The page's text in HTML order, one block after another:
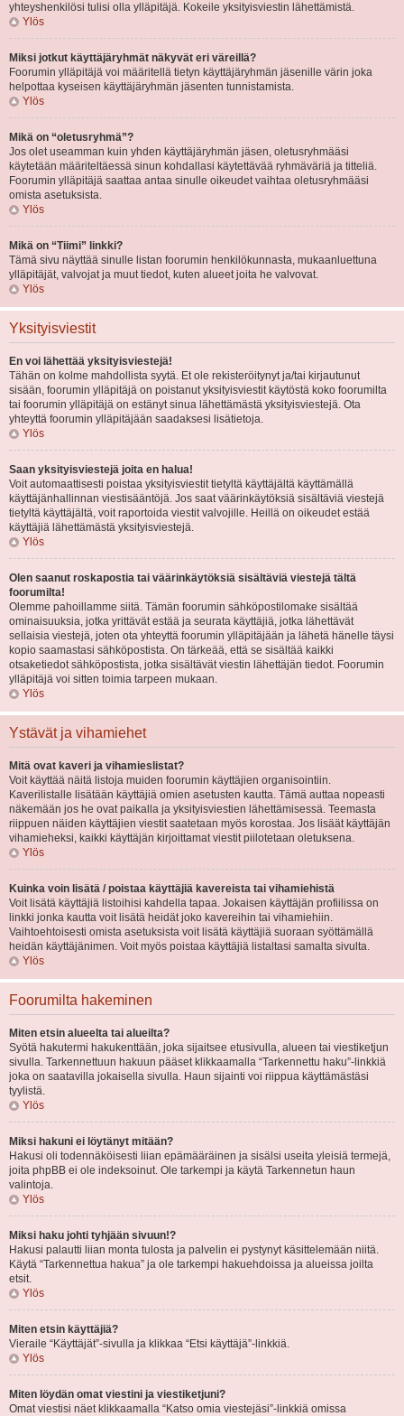
yhteyshenkilösi tulisi olla ylläpitäjä. Kokeile yksityisviestin lähettämistä.
Ylös
Miksi jotkut käyttäjäryhmät näkyvät eri väreillä?
Foorumin ylläpitäjä voi määritellä tietyn käyttäjäryhmän jäsenille värin joka
helpottaa kyseisen käyttäjäryhmän jäsenten tunnistamista.
Ylös
Mikä on “oletusryhmä”?
Jos olet useamman kuin yhden käyttäjäryhmän jäsen, oletusryhmääsi
käytetään määriteltäessä sinun kohdallasi käytettävää ryhmäväriä ja titteliä.
Foorumin ylläpitäjä saattaa antaa sinulle oikeudet vaihtaa oletusryhmääsi
omista asetuksista.
Ylös
Mikä on “Tiimi” linkki?
Tämä sivu näyttää sinulle listan foorumin henkilökunnasta, mukaanluettuna
ylläpitäjät, valvojat ja muut tiedot, kuten alueet joita he valvovat.
Ylös
Yksityisviestit
En voi lähettää yksityisviestejä!
Tähän on kolme mahdollista syytä. Et ole rekisteröitynyt ja/tai kirjautunut
sisään, foorumin ylläpitäjä on poistanut yksityisviestit käytöstä koko foorumilta
tai foorumin ylläpitäjä on estänyt sinua lähettämästä yksityisviestejä. Ota
yhteyttä foorumin ylläpitäjään saadaksesi lisätietoja.
Ylös
Saan yksityisviestejä joita en halua!
Voit automaattisesti poistaa yksityisviestit tietyltä käyttäjältä käyttämällä
käyttäjänhallinnan viestisääntöjä. Jos saat väärinkäytöksiä sisältäviä viestejä
tietyltä käyttäjältä, voit raportoida viestit valvojille. Heillä on oikeudet estää
käyttäjiä lähettämästä yksityisviestejä.
Ylös
Olen saanut roskapostia tai väärinkäytöksiä sisältäviä viestejä tältä
foorumilta!
Olemme pahoillamme siitä. Tämän foorumin sähköpostilomake sisältää
ominaisuuksia, jotka yrittävät estää ja seurata käyttäjiä, jotka lähettävät
sellaisia viestejä, joten ota yhteyttä foorumin ylläpitäjään ja lähetä hänelle täysi
kopio saamastasi sähköpostista. On tärkeää, että se sisältää kaikki
otsaketiedot sähköpostista, jotka sisältävät viestin lähettäjän tiedot. Foorumin
ylläpitäjä voi sitten toimia tarpeen mukaan.
Ylös
Ystävät ja vihamiehet
Mitä ovat kaveri ja vihamieslistat?
Voit käyttää näitä listoja muiden foorumin käyttäjien organisointiin.
Kaverilistalle lisätään käyttäjiä omien asetusten kautta. Tämä auttaa nopeasti
näkemään jos he ovat paikalla ja yksityisviestien lähettämisessä. Teemasta
riippuen näiden käyttäjien viestit saatetaan myös korostaa. Jos lisäät käyttäjän
vihamieheksi, kaikki käyttäjän kirjoittamat viestit piilotetaan oletuksena.
Ylös
Kuinka voin lisätä / poistaa käyttäjiä kavereista tai vihamiehistä
Voit lisätä käyttäjiä listoihisi kahdella tapaa. Jokaisen käyttäjän profiilissa on
linkki jonka kautta voit lisätä heidät joko kavereihin tai vihamiehiin.
Vaihtoehtoisesti omista asetuksista voit lisätä käyttäjiä suoraan syöttämällä
heidän käyttäjänimen. Voit myös poistaa käyttäjiä listaltasi samalta sivulta.
Ylös
Foorumilta hakeminen
Miten etsin alueelta tai alueilta?
Syötä hakutermi hakukenttään, joka sijaitsee etusivulla, alueen tai viestiketjun
sivulla. Tarkennettuun hakuun pääset klikkaamalla “Tarkennettu haku”-linkkiä
joka on saatavilla jokaisella sivulla. Haun sijainti voi riippua käyttämästäsi
tyylistä.
Ylös
Miksi hakuni ei löytänyt mitään?
Hakusi oli todennäköisesti liian epämääräinen ja sisälsi useita yleisiä termejä,
joita phpBB ei ole indeksoinut. Ole tarkempi ja käytä Tarkennetun haun
valintoja.
Ylös
Miksi haku johti tyhjään sivuun!?
Hakusi palautti liian monta tulosta ja palvelin ei pystynyt käsittelemään niitä.
Käytä “Tarkennettua hakua” ja ole tarkempi hakuehdoissa ja alueissa joilta
etsit.
Ylös
Miten etsin käyttäjiä?
Vieraile “Käyttäjät”-sivulla ja klikkaa “Etsi käyttäjä”-linkkiä.
Ylös
Miten löydän omat viestini ja viestiketjuni?
Omat viestisi näet klikkaamalla “Katso omia viestejäsi”-linkkiä omissa